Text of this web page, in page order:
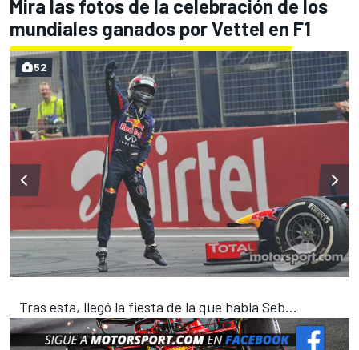
Mira las fotos de la celebración de los
mundiales ganados por Vettel en F1
Tras esta, llegó la fiesta de la que habla Seb...
52